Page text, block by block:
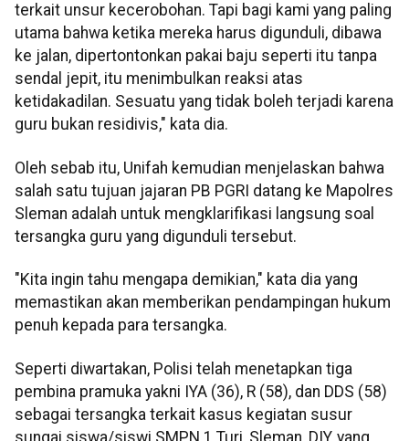
terkait unsur kecerobohan. Tapi bagi kami yang paling
utama bahwa ketika mereka harus digunduli, dibawa
ke jalan, dipertontonkan pakai baju seperti itu tanpa
sendal jepit, itu menimbulkan reaksi atas
ketidakadilan. Sesuatu yang tidak boleh terjadi karena
guru bukan residivis," kata dia.
Oleh sebab itu, Unifah kemudian menjelaskan bahwa
salah satu tujuan jajaran PB PGRI datang ke Mapolres
Sleman adalah untuk mengklarifikasi langsung soal
tersangka guru yang digunduli tersebut.
"Kita ingin tahu mengapa demikian," kata dia yang
memastikan akan memberikan pendampingan hukum
penuh kepada para tersangka.
Seperti diwartakan, Polisi telah menetapkan tiga
pembina pramuka yakni IYA (36), R (58), dan DDS (58)
sebagai tersangka terkait kasus kegiatan susur
sungai siswa/siswi SMPN 1 Turi, Sleman, DIY, yang